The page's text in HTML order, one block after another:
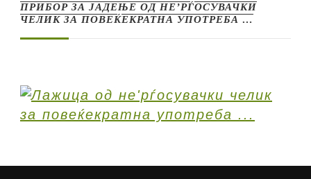
ПРИБОР ЗА ЈАДЕЊЕ ОД НЕ’РЃОСУВАЧКИ
ЧЕЛИК ЗА ПОВЕЌЕКРАТНА УПОТРЕБА …